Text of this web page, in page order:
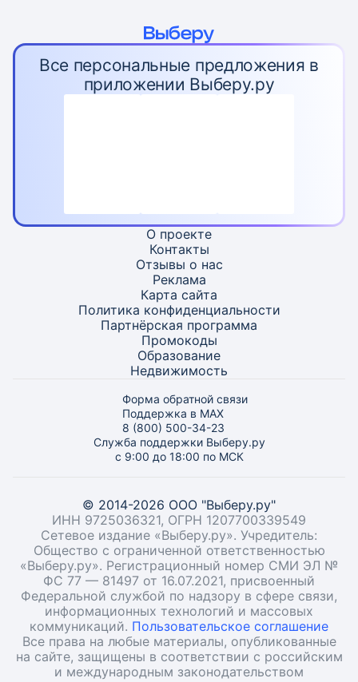
Все персональные предложения в
приложении Выберу.ру
О проекте
Контакты
Отзывы о нас
Реклама
Карта сайта
Политика конфиденциальности
Партнёрская программа
Промокоды
Образование
Недвижимость
Форма обратной связи
Поддержка в MAX
8 (800) 500-34-23
Служба поддержки Выберу.ру
с 9:00 до 18:00 по МСК
© 2014-2026 ООО "Выберу.ру"
ИНН 9725036321, ОГРН 1207700339549
Сетевое издание «Выберу.ру». Учредитель:
Общество с ограниченной ответственностью
«Выберу.ру». Регистрационный номер СМИ ЭЛ №
ФС 77 — 81497 от 16.07.2021, присвоенный
Федеральной службой по надзору в сфере связи,
информационных технологий и массовых
коммуникаций. Пользовательское соглашение
Все права на любые материалы, опубликованные
на сайте, защищены в соответствии с российским
и международным законодательством